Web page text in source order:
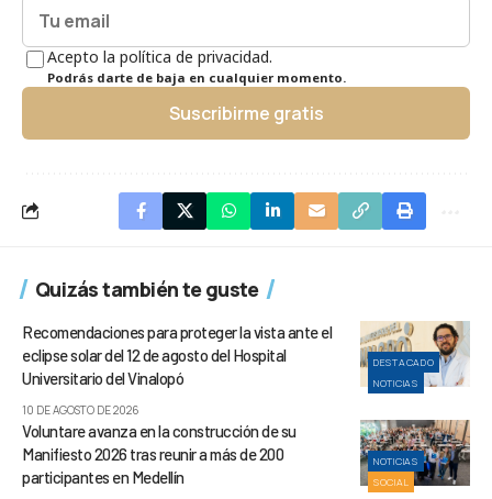
Acepto la política de privacidad.
Podrás darte de baja en cualquier momento.
Suscribirme gratis
Quizás también te guste
DESTACADO
NOTICIAS
Recomendaciones para proteger la vista ante el
eclipse solar del 12 de agosto del Hospital
Universitario del Vinalopó
10 DE AGOSTO DE 2026
NOTICIAS
SOCIAL
Voluntare avanza en la construcción de su
Manifiesto 2026 tras reunir a más de 200
participantes en Medellín